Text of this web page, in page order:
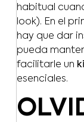
habitual
look). En el
hay que dar
pueda
facilitarle un
esenciales.